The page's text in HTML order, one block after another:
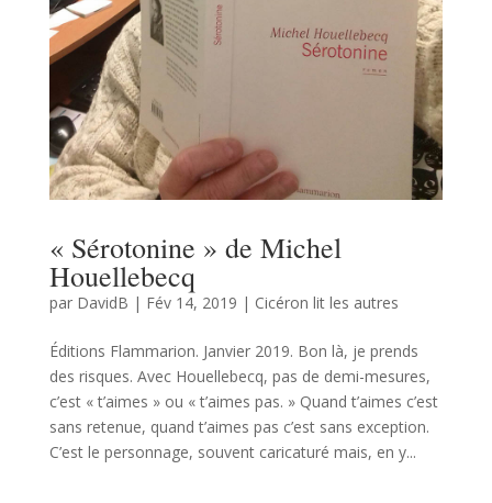
« Sérotonine » de Michel
Houellebecq
par DavidB | Fév 14, 2019 | Cicéron lit les autres
Éditions Flammarion. Janvier 2019. Bon là, je prends
des risques. Avec Houellebecq, pas de demi-mesures,
c’est « t’aimes » ou « t’aimes pas. » Quand t’aimes c’est
sans retenue, quand t’aimes pas c’est sans exception.
C’est le personnage, souvent caricaturé mais, en y...